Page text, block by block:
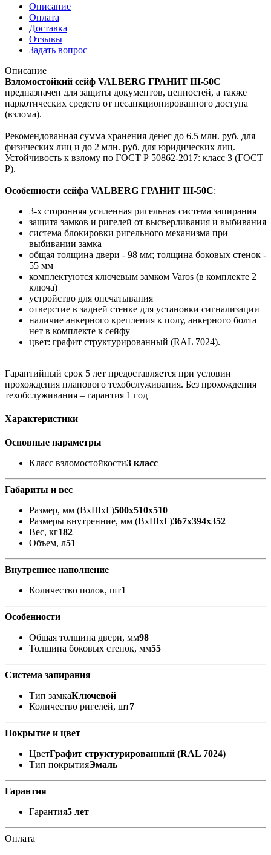
Описание
Оплата
Доставка
Отзывы
Задать вопрос
Описание
Взломостойкий сейф VALBERG ГРАНИТ III-50С
предназначен для защиты документов, ценностей, а также
наркотических средств от несанкционированного доступа
(взлома).
Рекомендованная сумма хранения денег до 6.5 млн. руб. для
физических лиц и до 2 млн. руб. для юридических лиц.
Устойчивость к взлому по ГОСТ Р 50862-2017: класс 3 (ГОСТ
Р).
Особенности сейфа VALBERG ГРАНИТ III-50С:
3-х сторонняя усиленная ригельная система запирания
защита замков и ригелей от высверливания и выбивания
система блокировки ригельного механизма при
выбивании замка
общая толщина двери - 98 мм; толщина боковых стенок -
55 мм
комплектуются ключевым замком Varos (в комплекте 2
ключа)
устройство для опечатывания
отверстие в задней стенке для установки сигнализации
наличие анкерного крепления к полу, анкерного болта
нет в комплекте к сейфу
цвет: графит структурированный (RAL 7024).
Гарантийный срок 5 лет предоставляется при условии
прохождения планового техобслуживания. Без прохождения
техобслуживания – гарантия 1 год
Характеристики
Основные параметры
Класс взломостойкости3 класс
Габариты и вес
Размер, мм (ВхШхГ)500x510x510
Размеры внутренние, мм (ВхШхГ)367х394х352
Вес, кг182
Объем, л51
Внутреннее наполнение
Количество полок, шт1
Особенности
Общая толщина двери, мм98
Толщина боковых стенок, мм55
Система запирания
Тип замкаКлючевой
Количество ригелей, шт7
Покрытие и цвет
ЦветГрафит структурированный (RAL 7024)
Тип покрытияЭмаль
Гарантия
Гарантия5 лет
Оплата